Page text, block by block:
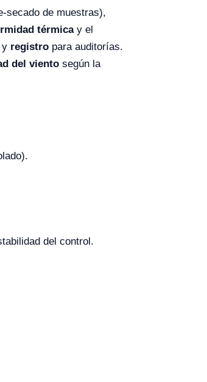
secado de muestras),
térmicay el
y registro para auditorías.
del viento según la
del control.